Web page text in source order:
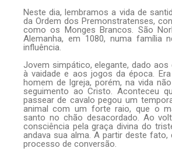
Neste dia, lembramos a vida de
da Ordem dos Premonstratenses,
como os Monges Brancos. São
Alemanha, em 1080, numa família
influência.
Jovem simpático, elegante, dado aos
à vaidade e aos jogos da época.
homem de Igreja, porém, na vida
seguimento ao Cristo. Aconteceu
passear de cavalo pegou um
animal com um forte raio, que o
santo no chão desacordado. Ao
consciência pela graça divina do
andava sua alma. A partir deste
processo de conversão.